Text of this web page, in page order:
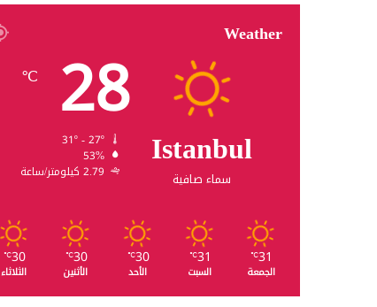
Weather
Istanbul
سماء صافية
28
℃
53%
2.79 كيلومتر/ساعة
31
℃
الجمعة
31
℃
السبت
30
℃
الأحد
30
℃
الأثنين
30
℃
الثلاثاء